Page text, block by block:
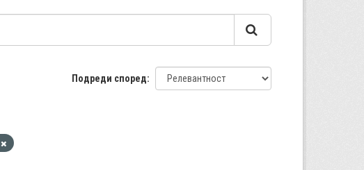
Подреди според